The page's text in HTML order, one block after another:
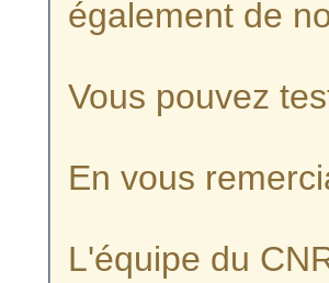
également de
Vous pouvez
En vous
L'équipe du